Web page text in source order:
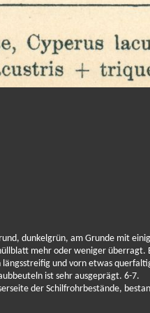
dunkelgrün, am Grunde mit
mehr oder weniger
und vorn etwas
ist sehr ausgeprägt. 6-7.
der Schilfrohrbestände,